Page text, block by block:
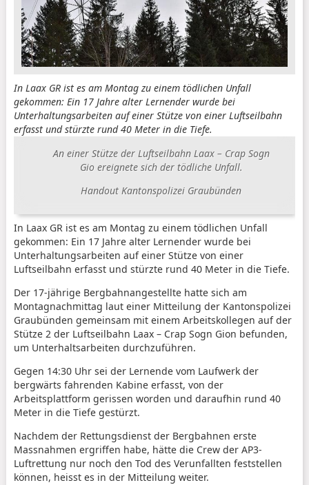
In Laax GR ist es am Montag zu einem tödlichen Unfall
gekommen: Ein 17 Jahre alter Lernender wurde bei
Unterhaltungsarbeiten auf einer Stütze von einer Luftseilbahn
erfasst und stürzte rund 40 Meter in die Tiefe.
An einer Stütze der Luftseilbahn Laax – Crap Sogn
Gio ereignete sich der tödliche Unfall.
Handout Kantonspolizei Graubünden
In Laax GR ist es am Montag zu einem tödlichen Unfall
gekommen: Ein 17 Jahre alter Lernender wurde bei
Unterhaltungsarbeiten auf einer Stütze von einer
Luftseilbahn erfasst und stürzte rund 40 Meter in die Tiefe.
Der 17-jährige Bergbahnangestellte hatte sich am
Montagnachmittag laut einer Mitteilung der Kantonspolizei
Graubünden gemeinsam mit einem Arbeitskollegen auf der
Stütze 2 der Luftseilbahn Laax – Crap Sogn Gion befunden,
um Unterhaltsarbeiten durchzuführen.
Gegen 14:30 Uhr sei der Lernende vom Laufwerk der
bergwärts fahrenden Kabine erfasst, von der
Arbeitsplattform gerissen worden und daraufhin rund 40
Meter in die Tiefe gestürzt.
Nachdem der Rettungsdienst der Bergbahnen erste
Massnahmen ergriffen habe, hätte die Crew der AP3-
Luftrettung nur noch den Tod des Verunfallten feststellen
können, heisst es in der Mitteilung weiter.